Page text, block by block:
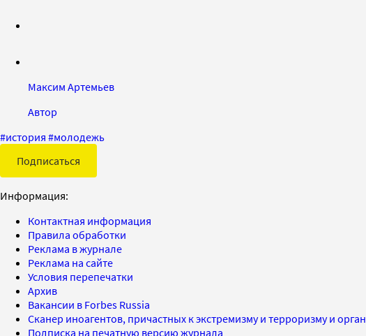
Максим Артемьев
Автор
#история #молодежь
Подписаться
Информация:
Контактная информация
Правила обработки
Реклама в журнале
Реклама на сайте
Условия перепечатки
Архив
Вакансии в Forbes Russia
Сканер иноагентов, причастных к экстремизму и терроризму и
Подписка на печатную версию журнала